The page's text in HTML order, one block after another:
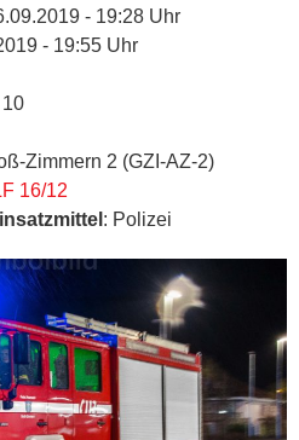
- 19:28 Uhr
- 19:55 Uhr
10
Zimmern 2 (GZI-AZ-2)
16/12
: Polizei